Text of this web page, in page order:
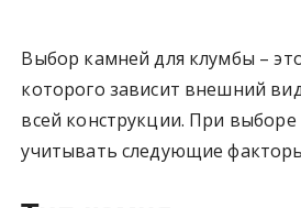
Выбор камней для клумбы –
которого зависит внешний
всей конструкции. При выборе
учитывать следующие